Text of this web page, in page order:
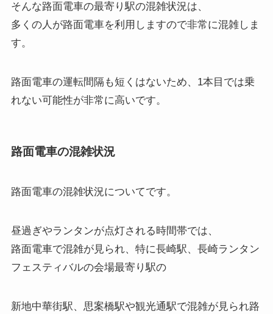
そんな路面電車の最寄り駅の混雑状況は、
多くの人が路面電車を利用しますので非常に混雑しま
す。
路面電車の運転間隔も短くはないため、1本目では乗
れない可能性が非常に高いです。
路面電車の混雑状況
路面電車の混雑状況についてです。
昼過ぎやランタンが点灯される時間帯では、
路面電車で混雑が見られ、特に長崎駅、長崎ランタン
フェスティバルの会場最寄り駅の
新地中華街駅、思案橋駅や観光通駅で混雑が見られ路